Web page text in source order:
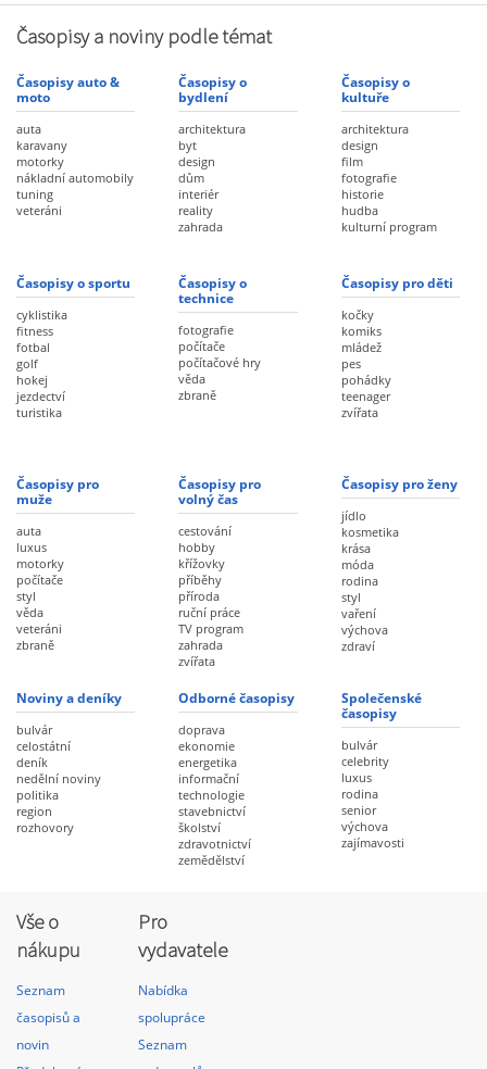
Časopisy a noviny podle témat
Časopisy auto &
moto
auta
karavany
motorky
nákladní automobily
tuning
veteráni
Časopisy o
bydlení
architektura
byt
design
dům
interiér
reality
zahrada
Časopisy o
kultuře
architektura
design
film
fotografie
historie
hudba
kulturní program
Časopisy o sportu
cyklistika
fitness
fotbal
golf
hokej
jezdectví
turistika
Časopisy o
technice
fotografie
počítače
počítačové hry
věda
zbraně
Časopisy pro děti
kočky
komiks
mládež
pes
pohádky
teenager
zvířata
Časopisy pro
muže
auta
luxus
motorky
počítače
styl
věda
veteráni
zbraně
Časopisy pro
volný čas
cestování
hobby
křížovky
příběhy
příroda
ruční práce
TV program
zahrada
zvířata
Časopisy pro ženy
jídlo
kosmetika
krása
móda
rodina
styl
vaření
výchova
zdraví
Noviny a deníky
bulvár
celostátní
deník
nedělní noviny
politika
region
rozhovory
Odborné časopisy
doprava
ekonomie
energetika
informační
technologie
stavebnictví
školství
zdravotnictví
zemědělství
Společenské
časopisy
bulvár
celebrity
luxus
rodina
senior
výchova
zajímavosti
Vše o
nákupu
Seznam
časopisů a
novin
Pro
vydavatele
Nabídka
spolupráce
Seznam